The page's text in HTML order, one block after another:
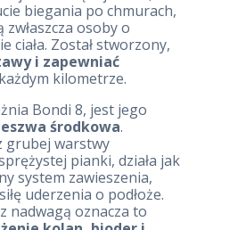
biegania po chmurach,
osoby o
ciała. Został stworzony,
i zapewniać
kilometrze.
Bondi 8, jest jego
środkowa.
grubej warstwy
pianki, działa jak
system zawieszenia,
uderzenia o podłoże.
nadwagą oznacza to